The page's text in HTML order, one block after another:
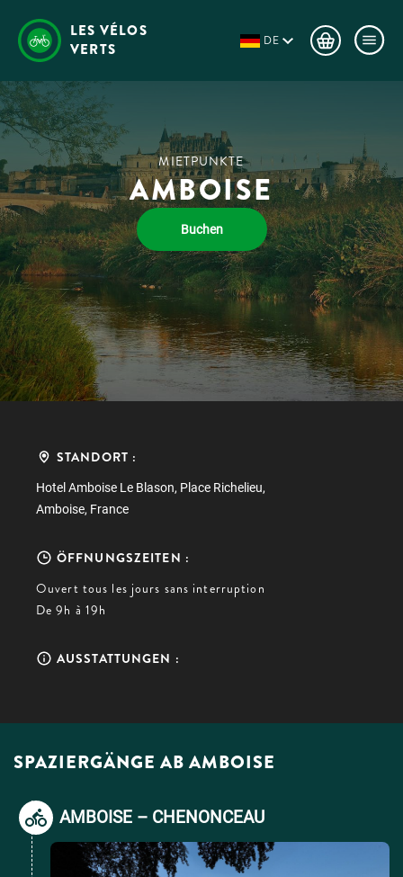
LES VÉLOS
VERTS
DE
MIETPUNKTE
AMBOISE
Buchen
STANDORT :
Hotel Amboise Le Blason, Place Richelieu,
Amboise, France
ÖFFNUNGSZEITEN :
Ouvert tous les jours sans interruption
De 9h à 19h
AUSSTATTUNGEN :
SPAZIERGÄNGE AB AMBOISE
AMBOISE – CHENONCEAU